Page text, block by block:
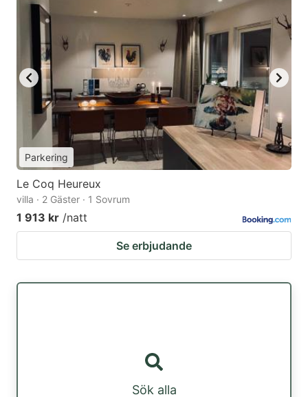
Parkering
Le Coq Heureux
villa · 2 Gäster · 1 Sovrum
1 913 kr /natt
Se erbjudande
Sök alla